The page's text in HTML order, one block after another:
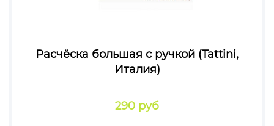
Расчёска большая с ручкой (Tattini,
Италия)
290 руб